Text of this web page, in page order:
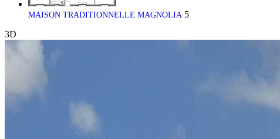
MAISON TRADITIONNELLE MAGNOLIA 5
3D